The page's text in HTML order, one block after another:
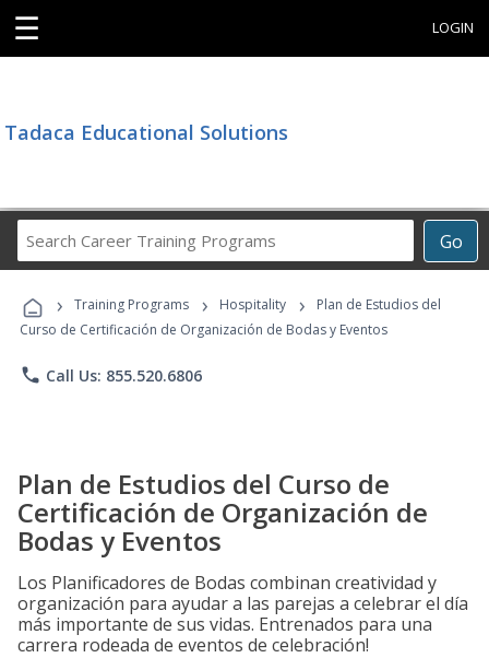
☰ LOGIN
Tadaca Educational Solutions
Go
Career
Programs
› Training Programs › Hospitality ›
Plan de Estudios del
Curso de Certificación de Organización de Bodas y Eventos
phone Call Us: 855.520.6806
Plan de Estudios del Curso de
Certificación de Organización de
Bodas y Eventos
Los Planificadores de Bodas combinan creatividad y
organización para ayudar a las parejas a celebrar el día
más importante de sus vidas. Entrenados para una
carrera rodeada de eventos de celebración!